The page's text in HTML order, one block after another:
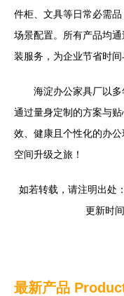
件柜、文具等日常必需
场景配置。所有产品均
装服务，为企业节省时间
海淀办公家具厂以
通过量身定制的方案与
效、健康且个性化的办
空间升级之旅！
如若转载，请注明出处
更新时
最新产品